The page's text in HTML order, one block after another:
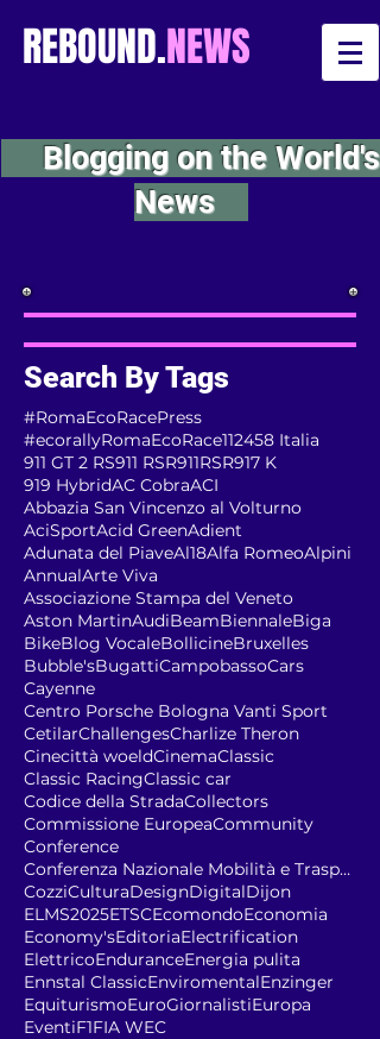
REBOUND.NEWS
Blogging on the World's
News
Search By Tags
#RomaEcoRacePress
#ecorallyRomaEcoRace112458 Italia
911 GT 2 RS911 RSR911RSR917 K
919 HybridAC CobraACI
Abbazia San Vincenzo al Volturno
AciSportAcid GreenAdient
Adunata del PiaveAl18Alfa RomeoAlpini
AnnualArte Viva
Associazione Stampa del Veneto
Aston MartinAudiBeamBiennaleBiga
BikeBlog VocaleBollicineBruxelles
Bubble'sBugattiCampobassoCars
Cayenne
Centro Porsche Bologna Vanti Sport
CetilarChallengesCharlize Theron
Cinecittà woeldCinemaClassic
Classic RacingClassic car
Codice della StradaCollectors
Commissione EuropeaCommunity
Conference
Conferenza Nazionale Mobilità e Trasporto Sostenib
CozziCulturaDesignDigitalDijon
ELMS2025ETSCEcomondoEconomia
Economy'sEditoriaElectrification
ElettricoEnduranceEnergia pulita
Ennstal ClassicEnviromentalEnzinger
EquiturismoEuroGiornalistiEuropa
EventiF1FIA WEC